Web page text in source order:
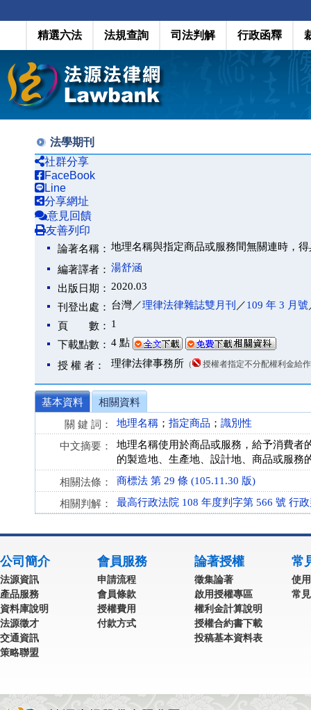
精選六法 法規查詢 司法判解 行政函釋
法學期刊
社群分享
FaceBook
Line
分享網址
意見回饋
友善列印
論著名稱： 地理名稱與指定商品或服務間無關連時，
編著譯者： 湯舒涵
出版日期： 2020.03
刊登出處： 台灣／理律法律雜誌雙月刊 ／109 年 3 月號
頁 數： 1
下載點數： 4 點
授 權 者： 理律法律事務所 （ 授權者指定不分配權利金給
基本資料
相關資料
關 鍵 詞：
地理名稱 ； 指定商品 ； 識別性
中文摘要：
地理名稱使用於商品或服務，給予消費者
的製造地、生產地、設計地、商品或服務
相關法條： 商標法 第 29 條 (105.11.30 版)
相關判解： 最高行政法院 108 年度判字第 566 號 行
公司簡介
法源資訊
產品服務
資料庫說明
法源徵才
交通資訊
策略聯盟
會員服務
申請流程
會員條款
授權費用
付款方式
論著授權
徵集論著
啟用授權專區
權利金計算說明
授權合約書下載
投稿基本資料表
常
使
常